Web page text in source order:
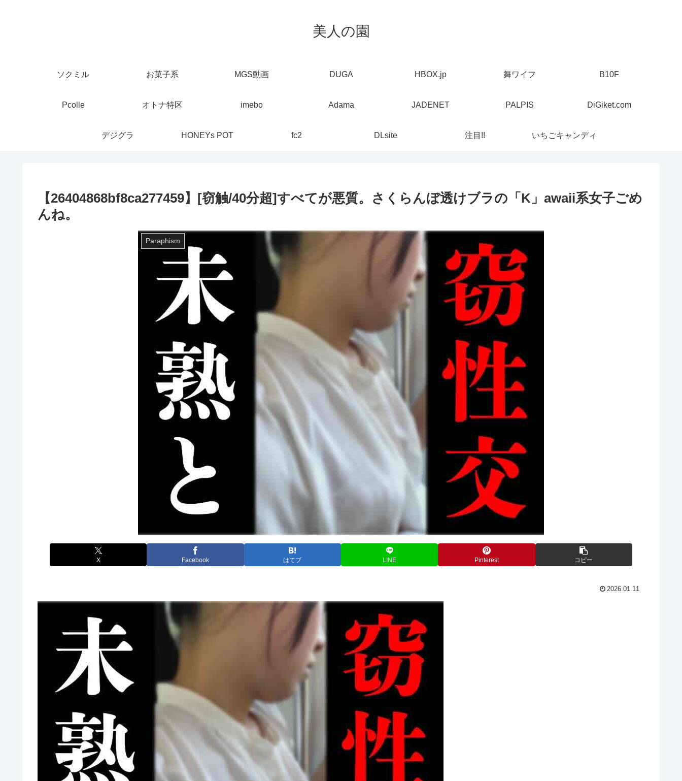
美人の園
ソクミル お菓子系 MGS動画 DUGA HBOX.jp 舞ワイフ B10F
Pcolle オトナ特区 imebo Adama JADENET PALPIS DiGiket.com
デジグラ HONEYs POT fc2 DLsite 注目!! いちごキャンディ
【26404868bf8ca277459】[窃触/40分超]すべてが悪質。さくらんぼ透けブラの「K」awaii系女子ごめ
んね。
Paraphism
X Facebook はてブ LINE Pinterest コピー
2026.01.11